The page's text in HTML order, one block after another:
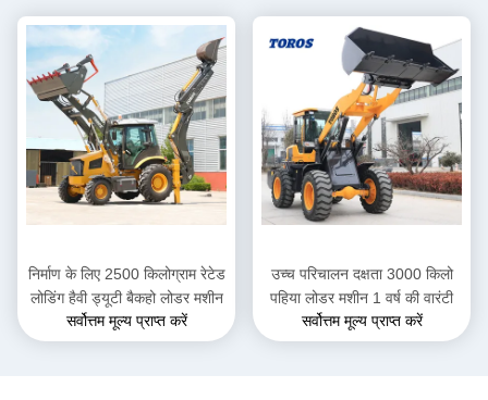
निर्माण के लिए 2500 किलोग्राम रेटेड
लोडिंग हैवी ड्यूटी बैकहो लोडर मशीन
सर्वोत्तम मूल्य प्राप्त करें
उच्च परिचालन दक्षता 3000 किलो
पहिया लोडर मशीन 1 वर्ष की वारंटी
सर्वोत्तम मूल्य प्राप्त करें